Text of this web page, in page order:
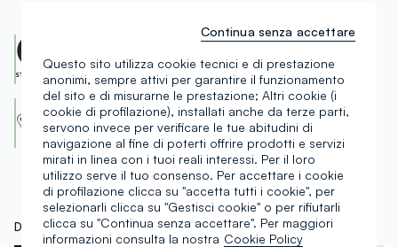
CENTROCOT:0906991.O
Scopri di più
Cotton Made in Africa
An initiative of the Aid by Trade Foundation
Scopri di più
DETTAGLI TECNICI MATERIALI E FILIERA
Questo sito utilizza cookie tecnici e di prestazione
anonimi, sempre attivi per garantire il funzionamento
del sito e di misurarne le prestazione; Altri cookie (i
cookie di profilazione), installati anche da terze parti,
servono invece per verificare le tue abitudini di
navigazione al fine di poterti offrire prodotti e servizi
mirati in linea con i tuoi reali interessi. Per il loro
utilizzo serve il tuo consenso. Per accettare i cookie
di profilazione clicca su "accetta tutti i cookie", per
selezionarli clicca su "Gestisci cookie" o per rifiutarli
clicca su "Continua senza accettare". Per maggiori
informazioni consulta la nostra Cookie Policy
Continua senza accettare